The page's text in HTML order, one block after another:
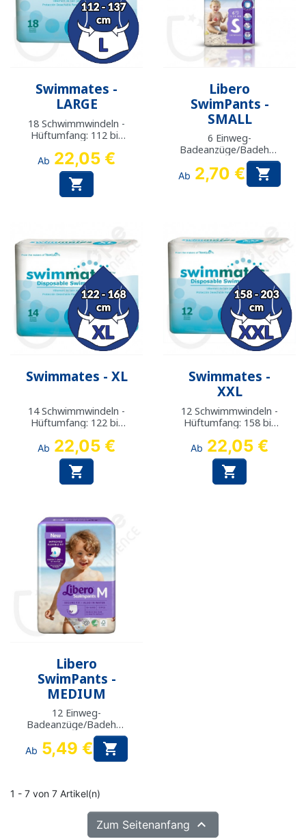
Swimmates -
LARGE
18 Schwimmwindeln -
Hüftumfang: 112 bis
Ab 22,05 €

Libero
SwimPants -
SMALL
6 Einweg-
Badeanzüge/Badehos
en / 7-12kg
Ab 2,70 € 
Swimmates - XL
14 Schwimmwindeln -
Hüftumfang: 122 bis
Ab 22,05 €

Swimmates -
XXL
12 Schwimmwindeln -
Hüftumfang: 158 bis
Ab 22,05 €

Libero
SwimPants -
MEDIUM
12 Einweg-
Badeanzüge/Badehos
en / 10-16kg
Ab 5,49 € 
1 - 7 von 7 Artikel(n)
Zum Seitenanfang 